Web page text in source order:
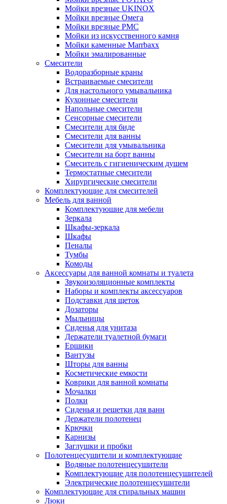
Мойки врезные UKINOX
Мойки врезные Омега
Мойки врезные РМС
Мойки из искусственного камня
Мойки каменные Marrbaxx
Мойки эмалированные
Смесители
Водоразборные краны
Встраиваемые смесители
Для настольного умывальника
Кухонные смесители
Напольные смесители
Сенсорные смесители
Смесители для биде
Смесители для ванны
Смесители для умывальника
Смесители на борт ванны
Смеситель с гигиеническим душем
Термостатные смесители
Хирургические смесители
Комплектующие для смесителей
Мебель для ванной
Комплектуюшие для мебели
Зеркала
Шкафы-зеркала
Шкафы
Пеналы
Тумбы
Комоды
Аксессуары для ванной комнаты и туалета
Звукоизоляционные комплекты
Наборы и комплекты аксессуаров
Подставки для щеток
Дозаторы
Мыльницы
Сиденья для унитаза
Держатели туалетной бумаги
Ершики
Вантузы
Шторы для ванны
Косметические емкости
Коврики для ванной комнаты
Мочалки
Полки
Сиденья и решетки для ванн
Держатели полотенец
Крючки
Карнизы
Заглушки и пробки
Полотенцесушители и комплектующие
Водяные полотенцесушители
Комплектующие для полотенцесушителей
Электрические полотенцесушители
Комплектующие для стиральных машин
Люки